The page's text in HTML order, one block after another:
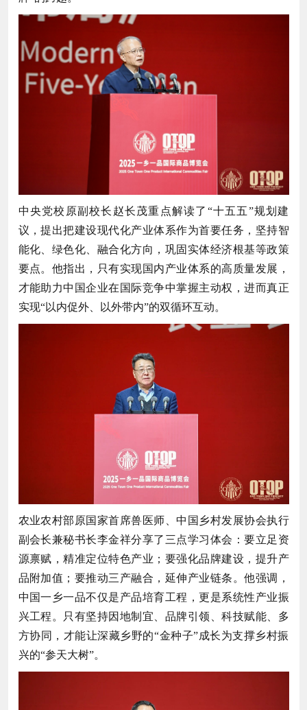
中央党校原副校长赵长茂重点解读了“十五五”规划建
议，提出把建设现代化产业体系作为首要任务，坚持智
能化、绿色化、融合化方向，巩固实体经济根基等政策
要点。他指出，只有实现国内产业体系的高质量发展，
才能助力中国企业在国际竞争中掌握主动权，进而真正
实现“以内促外、以外带内”的双循环互动。
农业农村部原国家首席兽医师、中国乡村发展协会执行
副会长兼秘书长李金祥分享了三点学习体会：要立足资
源禀赋，精准定位特色产业；要强化品牌建设，提升产
品附加值；要推动三产融合，延伸产业链条。他强调，
中国一乡一品不仅是产品培育工程，更是系统性产业振
兴工程。只有坚持因地制宜、品牌引领、科技赋能、多
方协同，才能让深藏乡野的“金种子”成长为支撑乡村振
兴的“参天大树”。